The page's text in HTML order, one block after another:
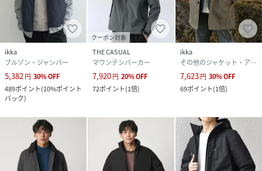
ikka
ブルゾン・ジャンパー
5,382円 30%OFF
489ポイント(10%ポイント
バック)
クーポン対象
THE CASUAL
マウンテンパーカー
7,920円 20%OFF
72ポイント(1倍)
ikka
その他のジャケット・アウター
7,623円 30%OFF
69ポイント(1倍)